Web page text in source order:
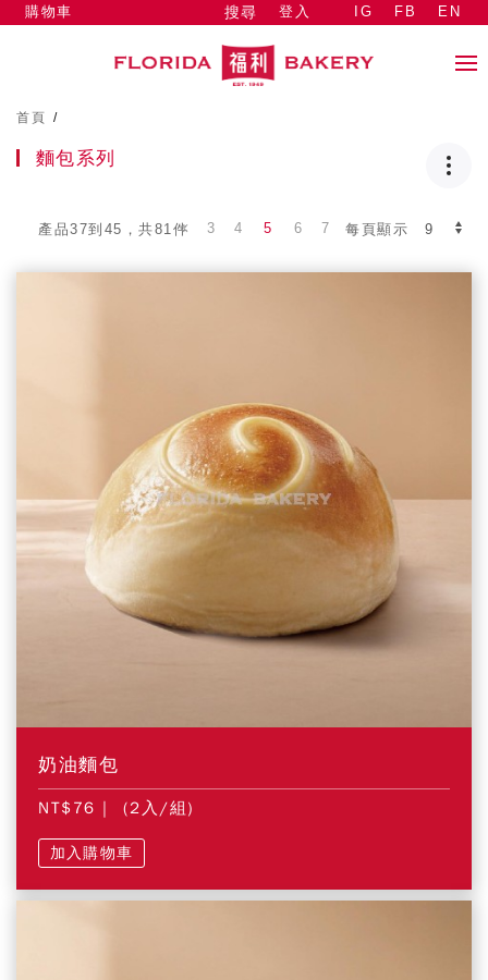
搜尋 登入
購物車 IG FB EN
首頁 /
麵包系列
產品37到45，共81件 每頁顯示
3 4 5 6 7
奶油麵包
NT$76 | (2入/組)
加入購物車